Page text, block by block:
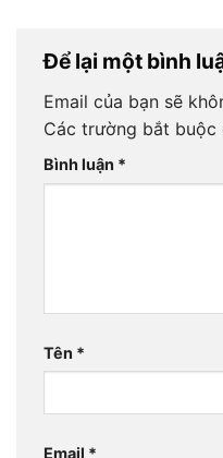
Để lại một bình
Email của bạn sẽ
Các trường bắt buộc
Bình luận *
Tên *
Email *